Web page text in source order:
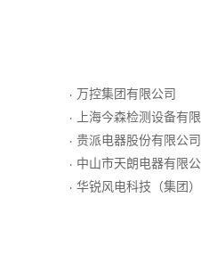
· 万控集团有限公司
· 上海今森检测设备有
· 贵派电器股份有限公司
· 中山市天朗电器有限
· 华锐风电科技（集团）